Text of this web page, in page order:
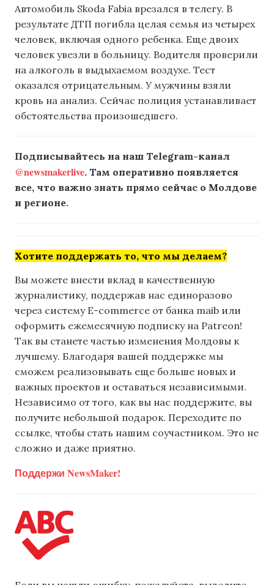
Автомобиль Skoda Fabia врезался в телегу. В
результате ДТП погибла целая семья из четырех
человек, включая одного ребенка. Еще двоих
человек увезли в больницу. Водителя проверили
на алкоголь в выдыхаемом воздухе. Тест
оказался отрицательным. У мужчины взяли
кровь на анализ. Сейчас полиция устанавливает
обстоятельства произошедшего.
Подписывайтесь на наш Telegram-канал
@newsmakerlive. Там оперативно появляется
все, что важно знать прямо сейчас о Молдове
и регионе.
Хотите поддержать то, что мы делаем?
Вы можете внести вклад в качественную
журналистику, поддержав нас единоразово
через систему E-commerce от банка maib или
оформить ежемесячную подписку на Patreon!
Так вы станете частью изменения Молдовы к
лучшему. Благодаря вашей поддержке мы
сможем реализовывать еще больше новых и
важных проектов и оставаться независимыми.
Независимо от того, как вы нас поддержите, вы
получите небольшой подарок. Переходите по
ссылке, чтобы стать нашим соучастником. Это не
сложно и даже приятно.
Поддержи NewsMaker!